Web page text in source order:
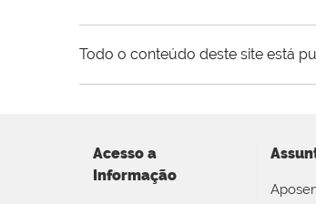
Todo o conteúdo deste site está
Acesso a
Informação